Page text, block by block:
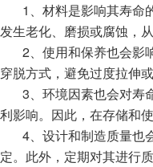
1、材料是影响其寿命
发生老化、磨损或腐蚀，
2、使用和保养也会影
穿脱方式，避免过度拉伸
3、环境因素也会对寿
利影响。因此，在存储和
4、设计和制造质量也
定。此外，定期对其进行